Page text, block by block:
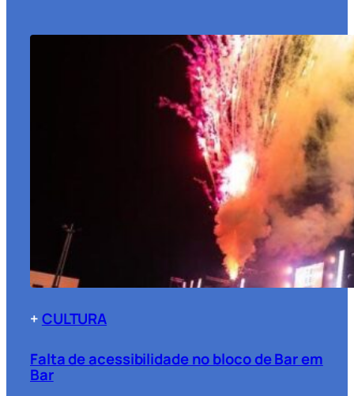
+CULTURA
Falta de acessibilidade no bloco de Bar em
Bar